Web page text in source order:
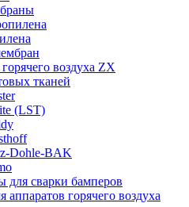
воздуха ZX
тканей
(LST)
Dohle-BAK
для сварки бамперов
горячего воздуха